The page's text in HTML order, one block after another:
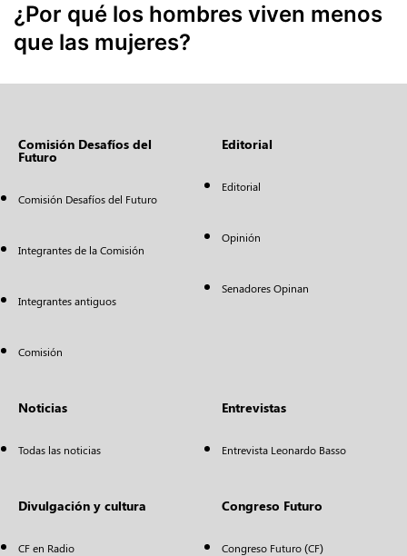
¿Por qué los hombres viven menos
que las mujeres?
Comisión Desafíos del
Futuro
Comisión Desafíos del Futuro
Integrantes de la Comisión
Integrantes antiguos
Comisión
Editorial
Editorial
Opinión
Senadores Opinan
Noticias
Todas las noticias
Entrevistas
Entrevista Leonardo Basso
Divulgación y cultura
CF en Radio
Congreso Futuro
Congreso Futuro (CF)